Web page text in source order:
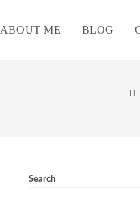
ABOUT ME BLOG
Search